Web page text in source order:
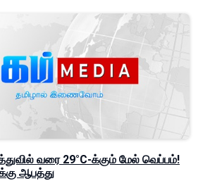
வரை 29°C-க்கும் மேல் வெப்பம்!
ஆபத்து